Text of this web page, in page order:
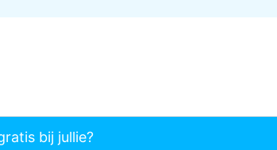
bij jullie?